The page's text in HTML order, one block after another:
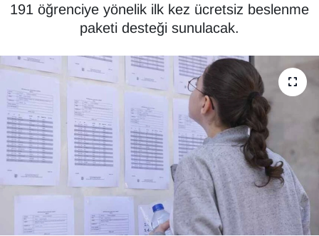
191 öğrenciye yönelik ilk kez ücretsiz beslenme
paketi desteği sunulacak.
Dernekler, Odalar
Diğer
DÜNYA
EĞİTİM
EKONOMİ
Haber Arşivi